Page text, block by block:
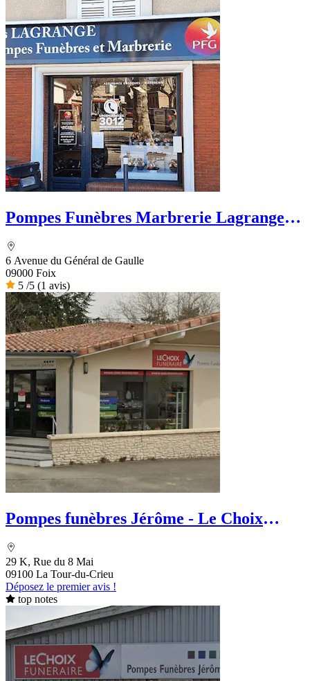
Pompes Funèbres Marbrerie Lagrange -
6 Avenue du Général de Gaulle
09000 Foix
5 /5 (1 avis)
Pompes funèbres Jérôme - Le Choix
29 K, Rue du 8 Mai
09100 La Tour-du-Crieu
Déposez le premier avis !
top notes